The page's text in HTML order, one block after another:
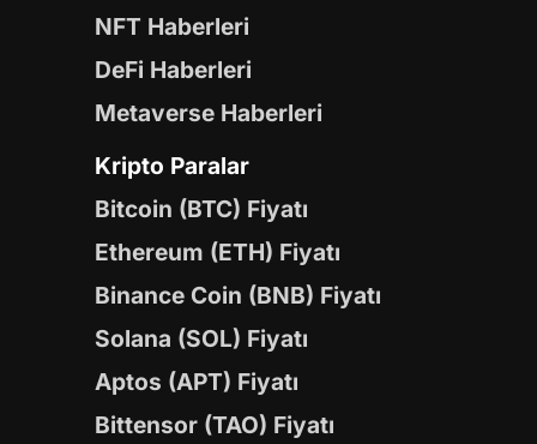
NFT Haberleri
DeFi Haberleri
Metaverse Haberleri
Kripto Paralar
Bitcoin (BTC) Fiyatı
Ethereum (ETH) Fiyatı
Binance Coin (BNB) Fiyatı
Solana (SOL) Fiyatı
Aptos (APT) Fiyatı
Bittensor (TAO) Fiyatı